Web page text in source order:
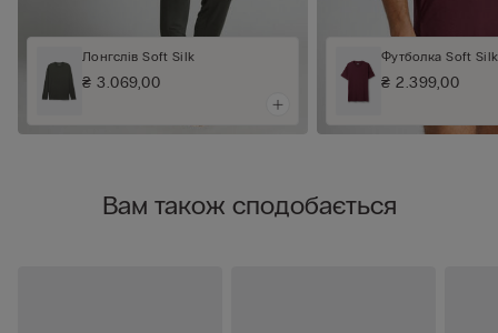
Лонгслів Soft Silk
₴ 3.069,00
Футболка Soft Silk
₴ 2.399,00
Вам також сподобається